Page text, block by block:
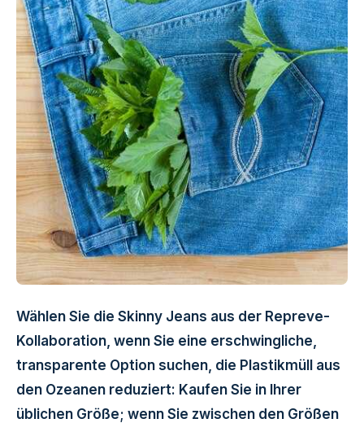
Wählen Sie die Skinny Jeans aus der Repreve-
Kollaboration, wenn Sie eine erschwingliche,
transparente Option suchen, die Plastikmüll aus
den Ozeanen reduziert: Kaufen Sie in Ihrer
üblichen Größe; wenn Sie zwischen den Größen